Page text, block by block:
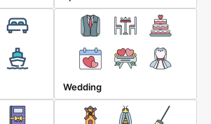
Wedding